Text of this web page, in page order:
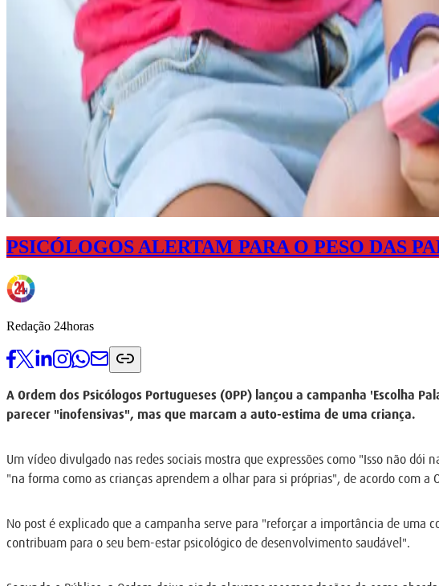
PSICÓLOGOS ALERTAM PARA O PESO DAS
Redação 24horas
A Ordem dos Psicólogos Portugueses (OPP) lançou a campanha 'Escolha
parecer "inofensivas", mas que marcam a auto-estima de uma criança.
Um vídeo divulgado nas redes sociais mostra que expressões como "Isso não
"na forma como as crianças aprendem a olhar para si próprias", de acordo com a
No post é explicado que a campanha serve para "reforçar a importância de uma
contribuam para o seu bem-estar psicológico de desenvolvimento saudável".